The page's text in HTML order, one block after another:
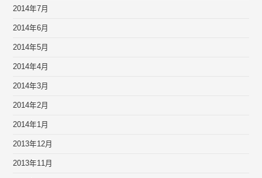
2014年7月
2014年6月
2014年5月
2014年4月
2014年3月
2014年2月
2014年1月
2013年12月
2013年11月